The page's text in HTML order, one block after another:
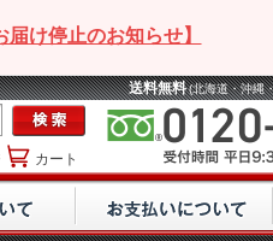
け停止のお知らせ】
送料無料 (北海道・沖縄
カート